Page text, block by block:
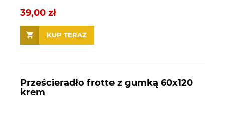
39,00 zł
KUP TERAZ
Prześcieradło frotte z gumką 60x120
krem